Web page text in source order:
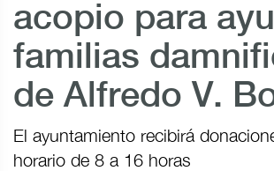
acopio para
familias
de Alfredo V.
El ayuntamiento recibirá
horario de 8 a 16 horas